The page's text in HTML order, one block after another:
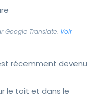
Google Translate. Voir
récemment devenu
le toit et dans le